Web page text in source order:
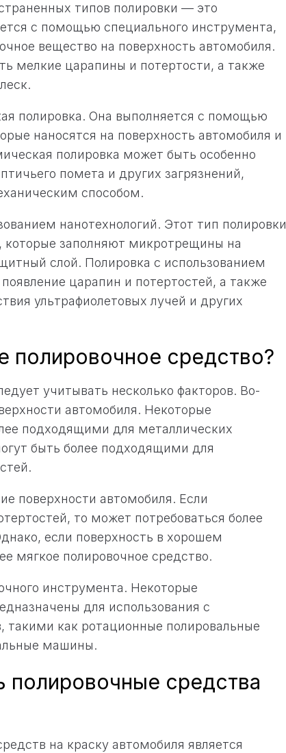
типов полировки — это
с помощью специального инструмента,
вещество на поверхность автомобиля.
мелкие царапины и потертости, а также
полировка. Она выполняется с помощью
наносятся на поверхность автомобиля и
полировка может быть особенно
помета и других загрязнений,
способом.
нанотехнологий. Этот тип полировки
которые заполняют микротрещины на
слой. Полировка с использованием
царапин и потертостей, а также
ультрафиолетовых лучей и других
полировочное средство?
учитывать несколько факторов. Во-
автомобиля. Некоторые
подходящими для металлических
быть более подходящими для
поверхности автомобиля. Если
то может потребоваться более
если поверхность в хорошем
мягкое полировочное средство.
инструмента. Некоторые
для использования с
как ротационные полировальные
машины.
полировочные средства
на краску автомобиля является